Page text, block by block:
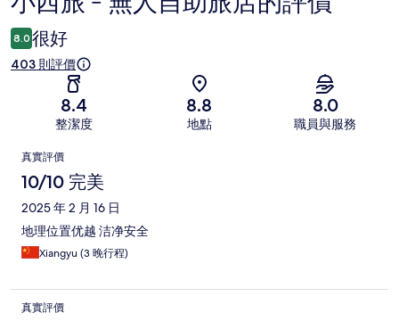
價
8.0 很好
403 則評價
8.4
整潔度
8.8
地點
8.0
職員與服務
評
價
真實評價
10/10 完美
2025 年 2 月 16 日
地理位置优越 洁净安全
Xiangyu (3 晚行程)
真實評價